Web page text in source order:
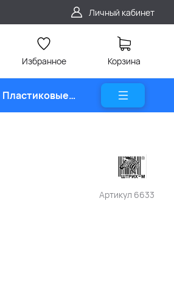
Личный кабинет
Избранное Корзина
Пластиковые
карты
Артикул 6633